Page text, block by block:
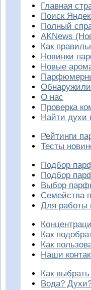
Главная
Поиск
Полный
AKNews
Как
Новинки
Новые
О нас
Проверка
Найти духи
Рейтинги
Тесты
Подбор
Подбор
Выбор
Семейства
Для работы
Как
Как
Наши
Как
Вода?